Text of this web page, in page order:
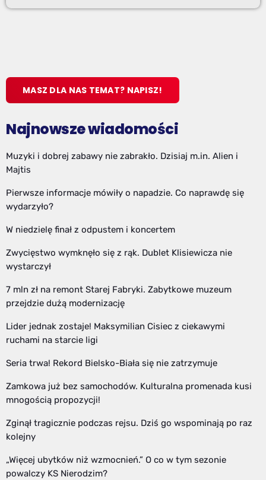
MASZ DLA NAS TEMAT? NAPISZ!
Najnowsze wiadomości
Muzyki i dobrej zabawy nie zabrakło. Dzisiaj m.in. Alien i
Majtis
Pierwsze informacje mówiły o napadzie. Co naprawdę się
wydarzyło?
W niedzielę finał z odpustem i koncertem
Zwycięstwo wymknęło się z rąk. Dublet Klisiewicza nie
wystarczył
7 mln zł na remont Starej Fabryki. Zabytkowe muzeum
przejdzie dużą modernizację
Lider jednak zostaje! Maksymilian Cisiec z ciekawymi
ruchami na starcie ligi
Seria trwa! Rekord Bielsko-Biała się nie zatrzymuje
Zamkowa już bez samochodów. Kulturalna promenada kusi
mnogością propozycji!
Zginął tragicznie podczas rejsu. Dziś go wspominają po raz
kolejny
„Więcej ubytków niż wzmocnień.” O co w tym sezonie
powalczy KS Nierodzim?